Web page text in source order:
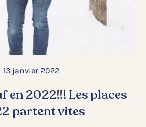
13 janvier 2022
en 2022!!! Les places
partent vites